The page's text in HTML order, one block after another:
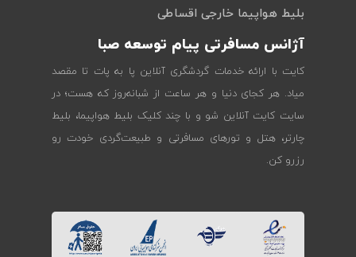
بلیط هواپیما خارجی اقساطی
آژانس مسافرتی پیام توسعه صبا
کایت با ارائه خدمات گردشگری آنلاین پا به پات تا مقصد
میاد. هر کجای دنیا و هر ساعت از شبانه‌روز که هست؛ در
سایت کایت آنلاین شو و با چند کلیک بلیط هواپیما، بلیط
چارتر، هتل و تورهای مسافرتی و طبیعت‌گردی خودت رو
رزرو کن.